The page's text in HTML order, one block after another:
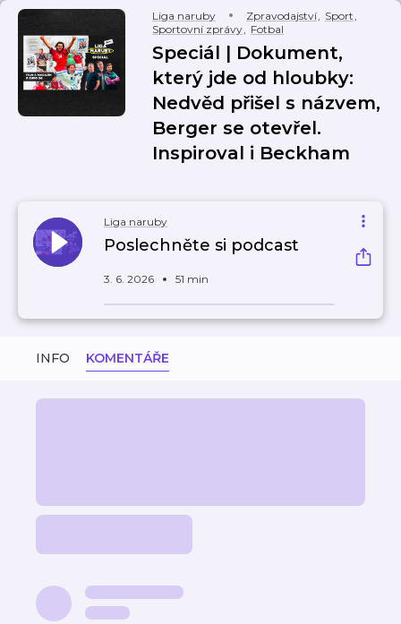
Liga naruby Zpravodajství, Sport,
Sportovní zprávy, Fotbal
Speciál | Dokument,
který jde od hloubky:
Nedvěd přišel s názvem,
Berger se otevřel.
Inspiroval i Beckham
Liga naruby
Poslechněte si podcast
3. 6. 2026 51 min
INFO KOMENTÁŘE